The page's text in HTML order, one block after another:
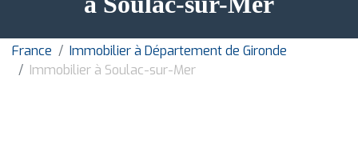
France
Immobilier à Département de Gironde
Immobilier à Soulac-sur-Mer